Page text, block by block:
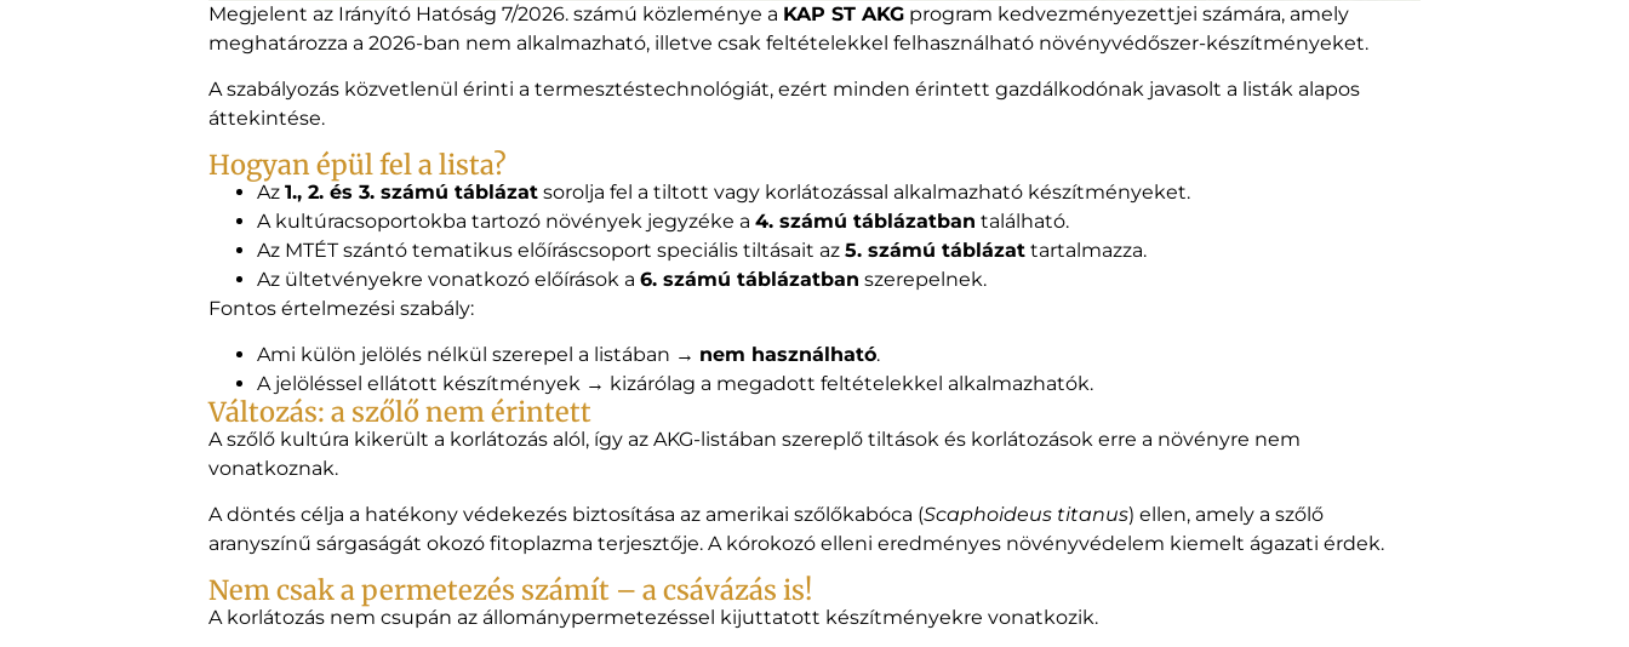
Megjelent az Irányító Hatóság 7/2026. számú közleménye a KAP ST AKG program kedvezményezettjei számára, amely
meghatározza a 2026-ban nem alkalmazható, illetve csak feltételekkel felhasználható növényvédőszer-készítményeket.
A szabályozás közvetlenül érinti a termesztéstechnológiát, ezért minden érintett gazdálkodónak javasolt a listák alapos
áttekintése.
Hogyan épül fel a lista?
Az 1., 2. és 3. számú táblázat sorolja fel a tiltott vagy korlátozással alkalmazható készítményeket.
A kultúracsoportokba tartozó növények jegyzéke a 4. számú táblázatban található.
Az MTÉT szántó tematikus előíráscsoport speciális tiltásait az 5. számú táblázat tartalmazza.
Az ültetvényekre vonatkozó előírások a 6. számú táblázatban szerepelnek.
Fontos értelmezési szabály:
Ami külön jelölés nélkül szerepel a listában → nem használható.
A jelöléssel ellátott készítmények → kizárólag a megadott feltételekkel alkalmazhatók.
Változás: a szőlő nem érintett
A szőlő kultúra kikerült a korlátozás alól, így az AKG-listában szereplő tiltások és korlátozások erre a növényre nem
vonatkoznak.
A döntés célja a hatékony védekezés biztosítása az amerikai szőlőkabóca (Scaphoideus titanus) ellen, amely a szőlő
aranyszínű sárgaságát okozó fitoplazma terjesztője. A kórokozó elleni eredményes növényvédelem kiemelt ágazati érdek.
Nem csak a permetezés számít – a csávázás is!
A korlátozás nem csupán az állománypermetezéssel kijuttatott készítményekre vonatkozik.